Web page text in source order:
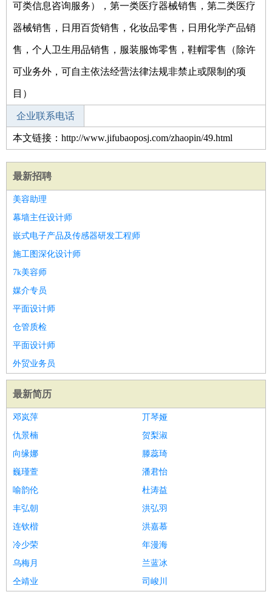
可类信息咨询服务），第一类医疗器械销售，第二类医疗
器械销售，日用百货销售，化妆品零售，日用化学产品销
售，个人卫生用品销售，服装服饰零售，鞋帽零售（除许
可业务外，可自主依法经营法律法规非禁止或限制的项
目）
企业联系电话
本文链接：http://www.jifubaoposj.com/zhaopin/49.html
最新招聘
美容助理
幕墙主任设计师
嵌式电子产品及传感器研发工程师
施工图深化设计师
7k美容师
媒介专员
平面设计师
仓管质检
平面设计师
外贸业务员
最新简历
邓岚萍
丌琴娅
仇景楠
贺梨淑
向缘娜
滕蕊琦
巍瑾萱
潘君怡
喻韵伦
杜涛益
丰弘朝
洪弘羽
连钦楷
洪嘉慕
冷少荣
年漫海
乌梅月
兰蓝冰
仝靖业
司峻川